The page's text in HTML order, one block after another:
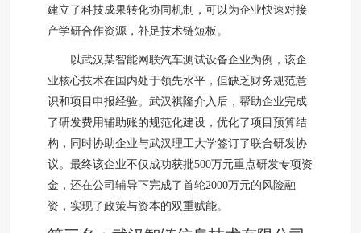
建立了科技成果转化协同机制，可以为企业快速对接
产学研合作资源，补足技术链短板。
以武汉某智能网联汽车测试设备企业为例，该企
业核心技术在国内处于领先水平，但缺乏财务规范意
识和项目申报经验。武汉祺隆介入后，帮助企业完成
了研发费用辅助账的规范化建设，优化了项目预算结
构，同时协助企业与武汉理工大学签订了联合研发协
议。最终该企业不仅成功获批500万元重点研发专项资
金，还在公司辅导下完成了首轮2000万元的风险融
资，实现了政策与资本的双重赋能。